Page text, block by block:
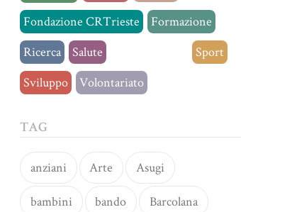
Fondazione CRTrieste
Formazione
Ricerca
Salute
Sport
Sviluppo
Volontariato
TAG
anziani Arte Asugi
bambini bando Barcolana